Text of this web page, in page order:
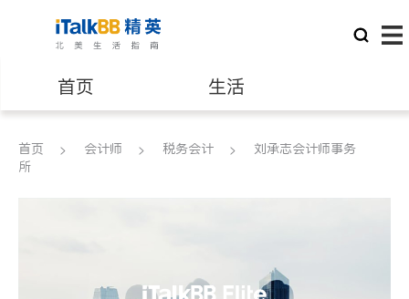
首页 生活
医生 律师
首页 会计师 税务会计
刘承志会计师事务
所